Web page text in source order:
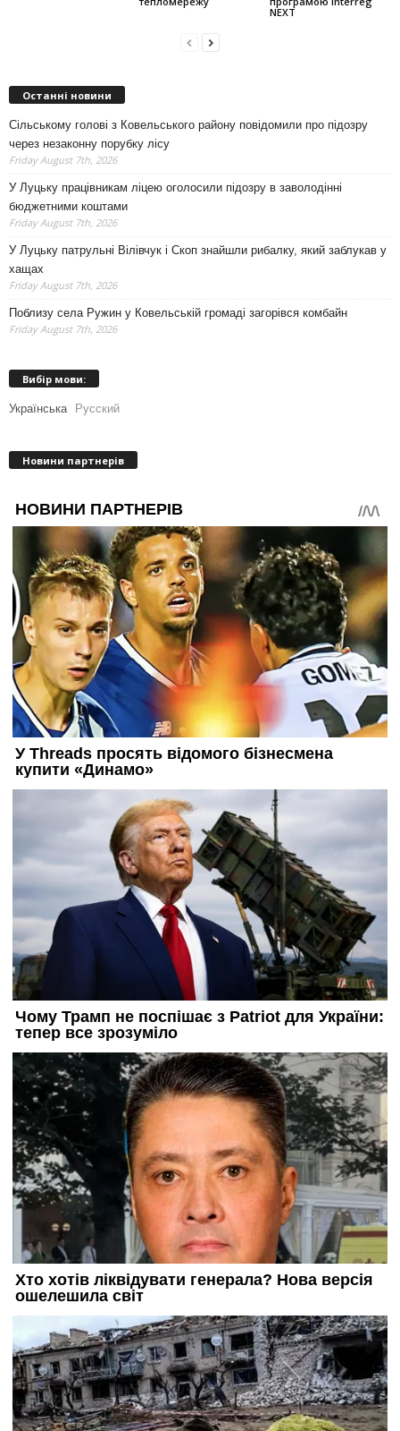
NEXT
Останні новини
Сільському голові з Ковельського району повідомили про підозру
через незаконну порубку лісу
Friday August 7th, 2026
У Луцьку працівникам ліцею оголосили підозру в заволодінні
бюджетними коштами
Friday August 7th, 2026
У Луцьку патрульні Вілівчук і Скоп знайшли рибалку, який заблукав у
хащах
Friday August 7th, 2026
Поблизу села Ружин у Ковельській громаді загорівся комбайн
Friday August 7th, 2026
Вибір мови:
Українська Русский
Новини партнерів